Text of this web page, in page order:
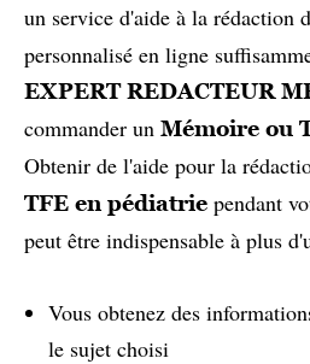
un service d'aide à la rédaction
personnalisé en ligne
EXPERT REDACTEUR
commander un Mémoire ou
Obtenir de l'aide pour la
TFE en pédiatrie pendant
peut être indispensable à plus
Vous obtenez des
le sujet choisi